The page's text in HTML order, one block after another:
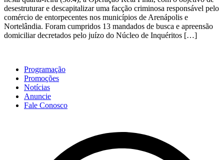
desestruturar e descapitalizar uma facção criminosa responsável pelo
comércio de entorpecentes nos municípios de Arenápolis e
Nortelândia. Foram cumpridos 13 mandados de busca e apreensão
domiciliar decretados pelo juízo do Núcleo de Inquéritos […]
Programação
Promoções
Notícias
Anuncie
Fale Conosco